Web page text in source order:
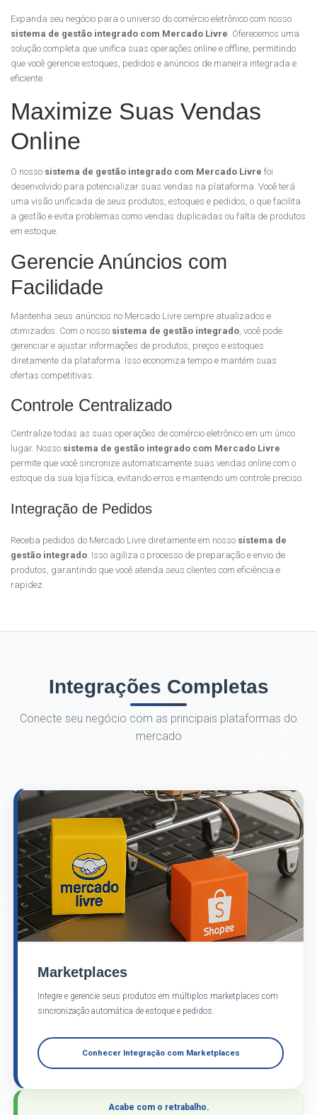
Expanda seu negócio para o universo do comércio eletrônico com nosso
sistema de gestão integrado com Mercado Livre. Oferecemos uma
solução completa que unifica suas operações online e offline, permitindo
que você gerencie estoques, pedidos e anúncios de maneira integrada e
eficiente.
Maximize Suas Vendas
Online
O nosso sistema de gestão integrado com Mercado Livre foi
desenvolvido para potencializar suas vendas na plataforma. Você terá
uma visão unificada de seus produtos, estoques e pedidos, o que facilita
a gestão e evita problemas como vendas duplicadas ou falta de produtos
em estoque.
Gerencie Anúncios com
Facilidade
Mantenha seus anúncios no Mercado Livre sempre atualizados e
otimizados. Com o nosso sistema de gestão integrado, você pode
gerenciar e ajustar informações de produtos, preços e estoques
diretamente da plataforma. Isso economiza tempo e mantém suas
ofertas competitivas.
Controle Centralizado
Centralize todas as suas operações de comércio eletrônico em um único
lugar. Nosso sistema de gestão integrado com Mercado Livre
permite que você sincronize automaticamente suas vendas online com o
estoque da sua loja física, evitando erros e mantendo um controle preciso.
Integração de Pedidos
Receba pedidos do Mercado Livre diretamente em nosso sistema de
gestão integrado. Isso agiliza o processo de preparação e envio de
produtos, garantindo que você atenda seus clientes com eficiência e
rapidez.
Integrações Completas
Conecte seu negócio com as principais plataformas do
mercado
Marketplaces
Integre e gerencie seus produtos em múltiplos marketplaces com
sincronização automática de estoque e pedidos.
Conhecer Integração com Marketplaces
Acabe com o retrabalho.